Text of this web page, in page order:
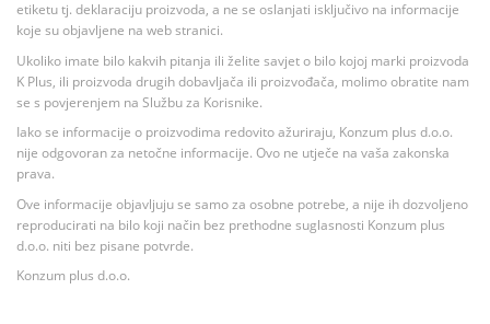
etiketu tj. deklaraciju proizvoda, a ne se oslanjati isključivo na informacije
koje su objavljene na web stranici.
Ukoliko imate bilo kakvih pitanja ili želite savjet o bilo kojoj marki proizvoda
K Plus, ili proizvoda drugih dobavljača ili proizvođača, molimo obratite nam
se s povjerenjem na Službu za Korisnike.
Iako se informacije o proizvodima redovito ažuriraju, Konzum plus d.o.o.
nije odgovoran za netočne informacije. Ovo ne utječe na vaša zakonska
prava.
Ove informacije objavljuju se samo za osobne potrebe, a nije ih dozvoljeno
reproducirati na bilo koji način bez prethodne suglasnosti Konzum plus
d.o.o. niti bez pisane potvrde.
Konzum plus d.o.o.